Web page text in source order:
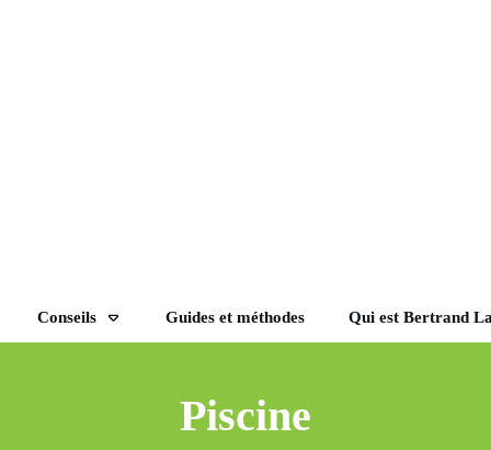
Conseils Guides et méthodes Qui est Bertrand
Piscine